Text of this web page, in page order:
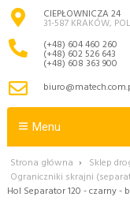
CIEPŁOWNICZA 24
31-587 KRAKÓW,
(+48) 604 460 260
(+48) 602 526 643
(+48) 608 363 900
Menu
Strona główna › Sklep
Ograniczniki skrajni
Hol Separator 120 - czarny -